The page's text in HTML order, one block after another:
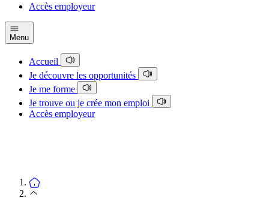
Accès employeur
Menu
Accueil
Je découvre les opportunités
Je me forme
Je trouve ou je crée mon emploi
Accès employeur